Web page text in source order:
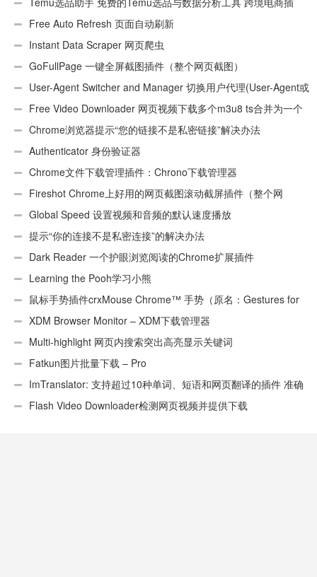
件 Free Auto Refresh 页面自动刷新
Instant Data Scraper 网页爬虫
GoFullPage 一键全屏截图插件（整个网页截图）
User-Agent Switcher and Manager 切换用户代理(User-Agent或
UA)Free Video Downloader 网页视频下载多个m3u8 ts合并为一个
ts文件Chrome浏览器提示“您的链接不是私密链接”解决办法
Authenticator 身份验证器
Chrome文件下载管理插件：Chrono下载管理器
Fireshot Chrome上好用的网页截图滚动截屏插件（整个网
页）Global Speed 设置视频和音频的默认速度播放
提示“你的连接不是私密连接”的解决办法
Dark Reader 一个护眼浏览阅读的Chrome扩展插件
Learning the Pooh学习小熊
鼠标手势插件crxMouse Chrome™ 手势（原名：Gestures for
Chrome(TM)汉化版）
XDM Browser Monitor – XDM下载管理器
Multi-highlight 网页内搜索突出高亮显示关键词
Fatkun图片批量下载 – Pro
ImTranslator: 支持超过10种单词、短语和网页翻译的插件 准确
性不错Flash Video Downloader检测网页视频并提供下载